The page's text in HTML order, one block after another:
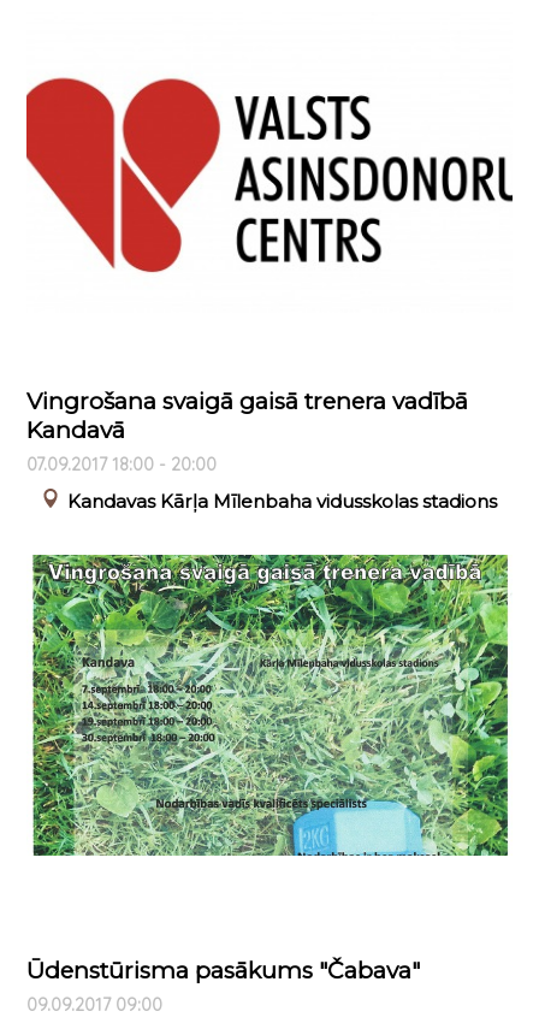
Vingrošana svaigā gaisā trenera vadībā
Kandavā
07.09.2017 18:00 - 20:00
Kandavas Kārļa Mīlenbaha vidusskolas stadions
Ūdenstūrisma pasākums "Čabava"
09.09.2017 09:00